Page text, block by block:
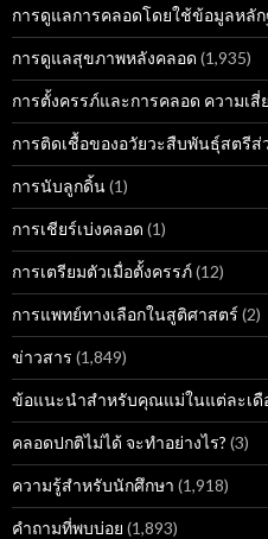
การดูแลการคลอดโดยใช้ข้อมูลหลั
การดูแลสุขภาพหลังคลอด (1,935)
การตั้งครรภ์และการคลอด ความเสี่
การติดเชื้อของอวัยวะสืบพันธุ์สตรีส่
การนับลูกดิ้น(1)
การเชียร์เบ่งคลอด (1)
การเตรียมตัวเมื่อตั้งครรภ์(12)
การแพทย์ทางเลือกในสูติศาสตร์ (2)
ข่าวสาร (1,849)
ข้อแนะนำสำหรับคุณแม่ในแต่ละเดื
คลอดปกติไม่ได้ จะทำอย่างไร? (3)
ความรู้สำหรับนักศึกษา (1,918)
คำถามที่พบบ่อย (1,893)